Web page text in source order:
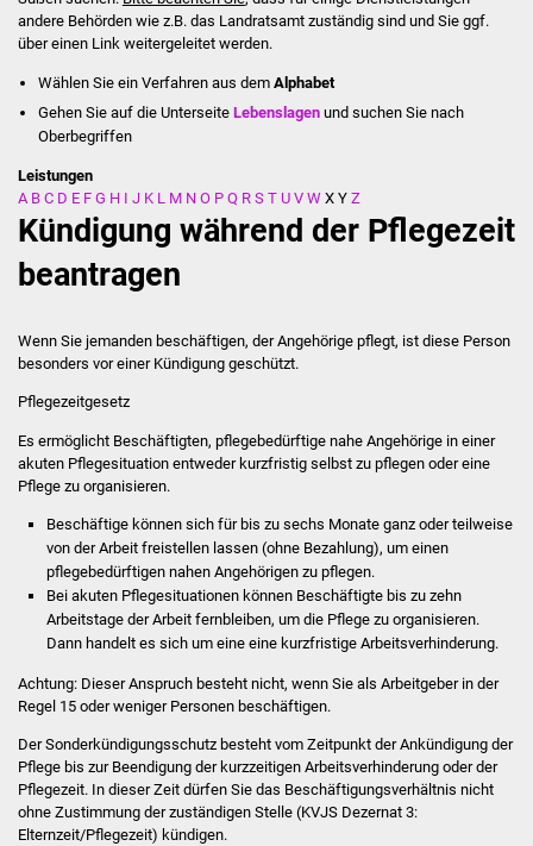
Jugendbeirat
Summerrockfestival
Stadtverwaltung
Stellenangebote
Ortsrecht
FNP / Bebauungspläne
Wahlen
Stadtinfo
Jubiläumsjahr 2021
Partnerstädte
andere Behörden wie z.B. das Landratsamt zuständig sind und Sie ggf.
über einen Link weitergeleitet werden.
Wählen Sie ein Verfahren aus dem Alphabet
Gehen Sie auf die UnterseiteLebenslagen und suchen Sie nach
Oberbegriffen
Leistungen
A B C D E F G H I J K L M N O P Q R S T U V W X Y Z
Kündigung während der Pflegezeit
beantragen
Wenn Sie jemanden beschäftigen, der Angehörige pflegt, ist diese Person
besonders vor einer Kündigung geschützt.
Pflegezeitgesetz
Es ermöglicht Beschäftigten, pflegebedürftige nahe Angehörige in einer
akuten Pflegesituation entweder kurzfristig selbst zu pflegen oder eine
Pflege zu organisieren.
Beschäftige können sich für bis zu sechs Monate ganz oder teilweise
von der Arbeit freistellen lassen (ohne Bezahlung), um einen
pflegebedürftigen nahen Angehörigen zu pflegen.
Bei akuten Pflegesituationen können Beschäftigte bis zu zehn
Arbeitstage der Arbeit fernbleiben, um die Pflege zu organisieren.
Dann handelt es sich um eine eine kurzfristige Arbeitsverhinderung.
Achtung: Dieser Anspruch besteht nicht, wenn Sie als Arbeitgeber in der
Regel 15 oder weniger Personen beschäftigen.
Der Sonderkündigungsschutz besteht vom Zeitpunkt der Ankündigung der
Pflege bis zur Beendigung der kurzzeitigen Arbeitsverhinderung oder der
Pflegezeit. In dieser Zeit dürfen Sie das Beschäftigungsverhältnis nicht
ohne Zustimmung der zuständigen Stelle (KVJS Dezernat 3:
Elternzeit/Pflegezeit) kündigen.